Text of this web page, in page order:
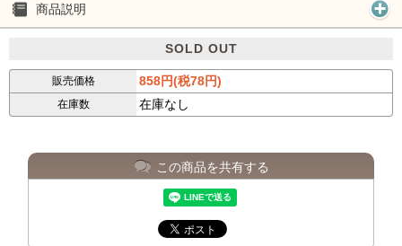
商品説明
SOLD OUT
販売価格 858円(税78円)
在庫数 在庫なし
この商品を共有する